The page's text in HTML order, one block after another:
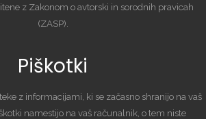
z Zakonom o avtorski in sorodnih pravicah
(ZASP).
Piškotki
z informacijami, ki se začasno shranijo na vaš
namestijo na vaš računalnik, o tem niste